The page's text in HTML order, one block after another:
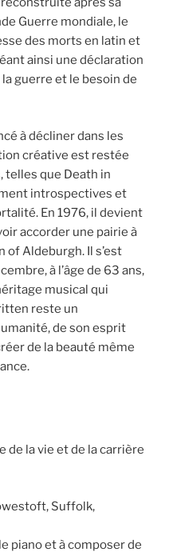
Guerre mondiale, le
des morts en latin et
ainsi une déclaration
guerre et le besoin de
à décliner dans les
créative est restée
que Death in
introspectives et
En 1976, il devient
accorder une pairie à
of Aldeburgh. Il s’est
à l’âge de 63 ans,
musical qui
reste un
de son esprit
de la beauté même
de la vie et de la carrière
Suffolk,
piano et à composer de